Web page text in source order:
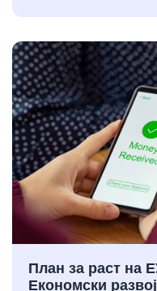
План за раст на
Економски